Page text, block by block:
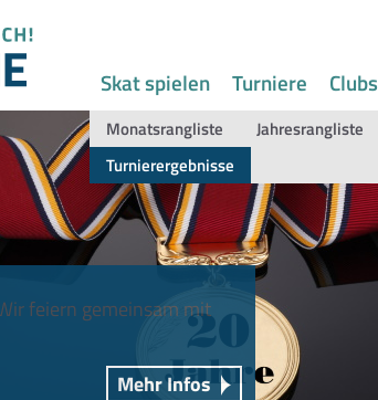
Skat spielen Turniere Clubs
Monatsrangliste Jahresrangliste
Turnierergebnisse
feiern gemeinsam mit
Mehr Infos